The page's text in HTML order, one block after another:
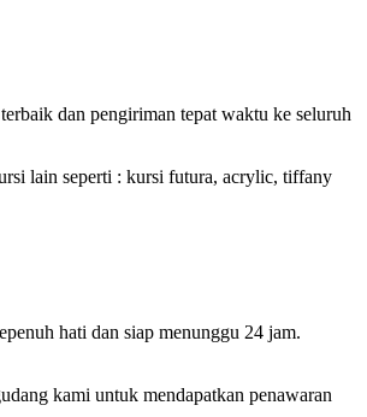
dan pengiriman tepat waktu ke seluruh
lain seperti : kursi futura, acrylic, tiffany
hati dan siap menunggu 24 jam.
kami untuk mendapatkan penawaran